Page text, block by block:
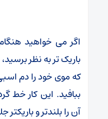
اگر می خواهید
باریک تر به نظر
که موی خود را دم
ببافید. این کار خط
آن را بلندتر و